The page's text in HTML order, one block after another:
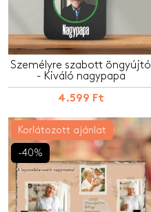
Személyre szabott öngyújtó
- Kiváló nagypapa
4.599 Ft
Korlátozott ajánlat
-40%